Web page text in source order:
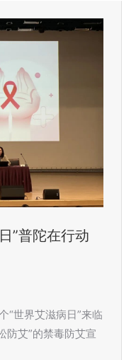
”普陀在行动
“世界艾滋病日”来临
防艾”的禁毒防艾宣